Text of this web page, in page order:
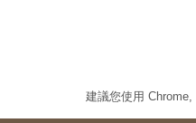
建議您使用